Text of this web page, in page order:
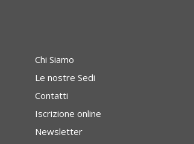
Chi Siamo
Le nostre Sedi
Contatti
Iscrizione online
Newsletter